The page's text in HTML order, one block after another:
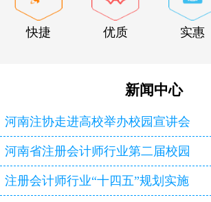
快捷 优质 实惠
新闻中心
河南注协走进高校举办校园宣讲会
河南省注册会计师行业第二届校园
双选会即将启幕
注册会计师行业“十四五”规划实施